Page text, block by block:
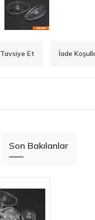
Tavsiye Et İade
Son Bakılanlar